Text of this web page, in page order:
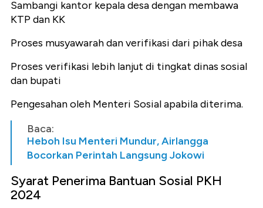
Sambangi kantor kepala desa dengan membawa
KTP dan KK
Proses musyawarah dan verifikasi dari pihak desa
Proses verifikasi lebih lanjut di tingkat dinas sosial
dan bupati
Pengesahan oleh Menteri Sosial apabila diterima.
Baca:
Heboh Isu Menteri Mundur, Airlangga
Bocorkan Perintah Langsung Jokowi
Syarat Penerima Bantuan Sosial PKH
2024